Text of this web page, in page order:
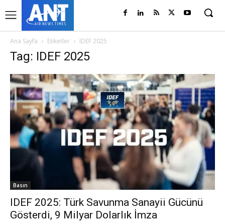
Ana Sayfa Etiketler IDEF 2025
Tag: IDEF 2025
Basın
IDEF 2025: Türk Savunma Sanayii Gücünü
Gösterdi, 9 Milyar Dolarlık İmza